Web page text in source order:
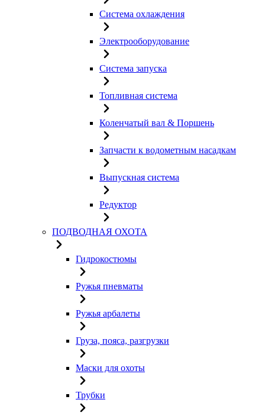
Система охлаждения
Электрооборудование
Система запуска
Топливная система
Коленчатый вал & Поршень
Запчасти к водометным насадкам
Выпускная система
Редуктор
ПОДВОДНАЯ ОХОТА
Гидрокостюмы
Ружья пневматы
Ружья арбалеты
Груза, пояса, разгрузки
Маски для охоты
Трубки